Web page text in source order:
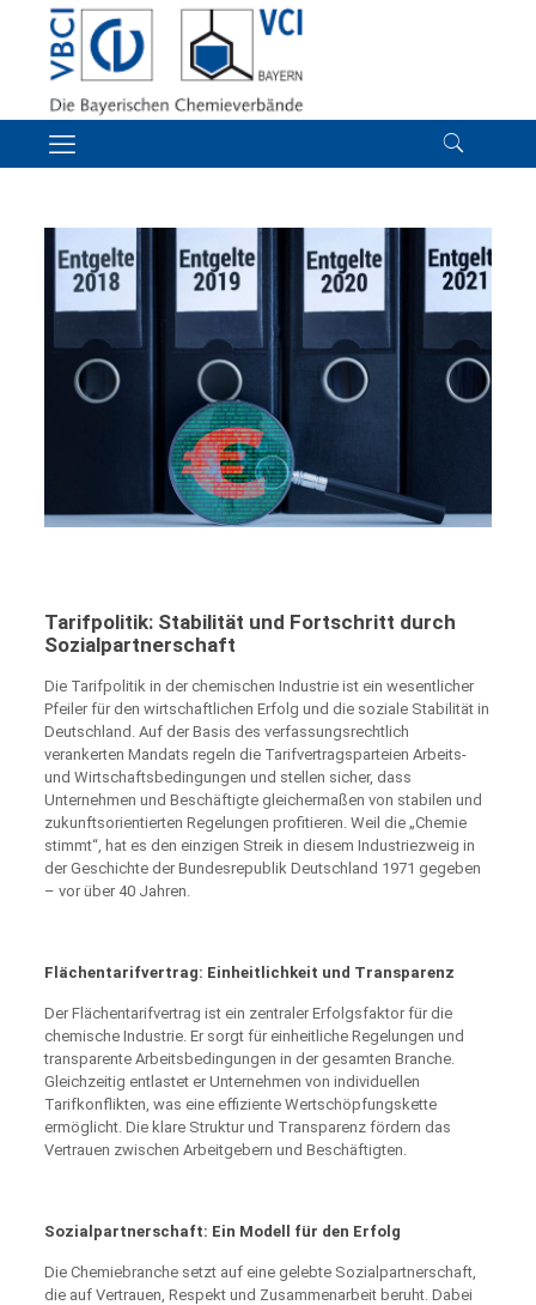
Tarifpolitik: Stabilität und Fortschritt durch
Sozialpartnerschaft
Die Tarifpolitik in der chemischen Industrie ist ein wesentlicher
Pfeiler für den wirtschaftlichen Erfolg und die soziale Stabilität in
Deutschland. Auf der Basis des verfassungsrechtlich
verankerten Mandats regeln die Tarifvertragsparteien Arbeits-
und Wirtschaftsbedingungen und stellen sicher, dass
Unternehmen und Beschäftigte gleichermaßen von stabilen und
zukunftsorientierten Regelungen profitieren. Weil die „Chemie
stimmt“, hat es den einzigen Streik in diesem Industriezweig in
der Geschichte der Bundesrepublik Deutschland 1971 gegeben
– vor über 40 Jahren.
Flächentarifvertrag: Einheitlichkeit und Transparenz
Der Flächentarifvertrag ist ein zentraler Erfolgsfaktor für die
chemische Industrie. Er sorgt für einheitliche Regelungen und
transparente Arbeitsbedingungen in der gesamten Branche.
Gleichzeitig entlastet er Unternehmen von individuellen
Tarifkonflikten, was eine effiziente Wertschöpfungskette
ermöglicht. Die klare Struktur und Transparenz fördern das
Vertrauen zwischen Arbeitgebern und Beschäftigten.
Sozialpartnerschaft: Ein Modell für den Erfolg
Die Chemiebranche setzt auf eine gelebte Sozialpartnerschaft,
die auf Vertrauen, Respekt und Zusammenarbeit beruht. Dabei